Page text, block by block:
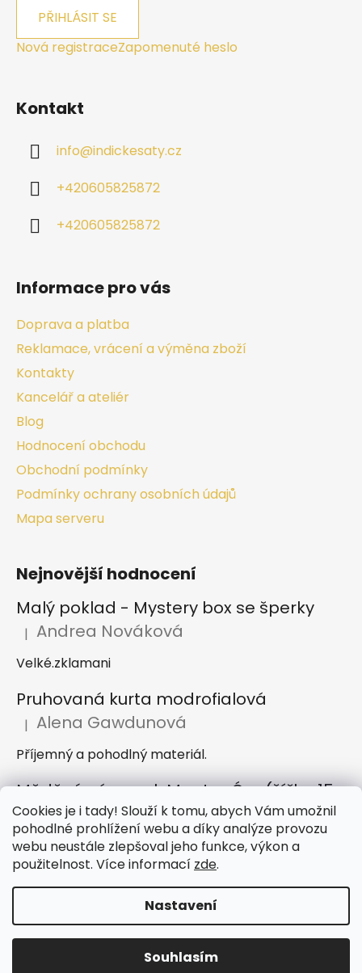
Cookies je i tady! Slouží k tomu, abych Vám umožnil
pohodlné prohlížení webu a díky analýze provozu
webu neustále zlepšoval jeho funkce, výkon a
použitelnost. Více informací zde.
Nastavení
Souhlasím
PŘIHLÁSIT SE
Nová registraceZapomenuté heslo
Kontakt
info@indickesaty.cz
+420605825872
+420605825872
Informace pro vás
Doprava a platba
Reklamace, vrácení a výměna zboží
Kontakty
Kancelář a ateliér
Blog
Hodnocení obchodu
Obchodní podmínky
Podmínky ochrany osobních údajů
Mapa serveru
Nejnovější hodnocení
Malý poklad - Mystery box se šperky
Hodnocení produktu je 2 z 5 hvězdiček.
| Andrea Nováková
Velké.zklamani
Pruhovaná kurta modrofialová
Hodnocení produktu je 5 z 5 hvězdiček.
| Alena Gawdunová
Příjemný a pohodlný materiál.
Měděný náramek Mantra Óm (šířka 15 mm)
Hodnocení produktu je 5 z 5 hvězdiček.
| Dana Jirků
Náramek je krásný, mnohem hezčí než na obrázku.
Doporučuji obchod, rychlé dodání zboží i skvělá
Vytvořil Shoptet
IndickeSaty.cz